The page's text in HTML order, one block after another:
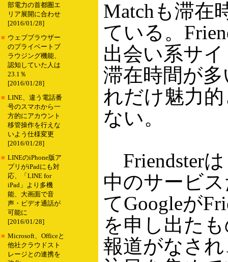
部電力の首都圏エ
リア展開に合わせ
[2016/01/28]
■ ウェブブラウザー
のプライベートブ
ラウジング機能、
認知していた人は
23.1％
[2016/01/28]
■ LINE、違う電話番
号のスマホから一
方的にアカウント
移管操作を行えな
いよう仕様変更
[2016/01/28]
■ LINEのiPhone版ア
プリがiPadにも対
応、「LINE for
iPad」より多機
能、大画面で音
声・ビデオ通話が
可能に
[2016/01/28]
■ Microsoft、Officeと
他社クラウドスト
レージとの連携を
Matchも滞在
ている。
出会い系サ
滞在時間が
れだけ魅力
ない。
Friendster
中のサービ
てGoogleが
を申し出た
報道がなさ